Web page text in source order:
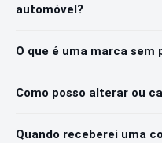
automóvel?
O que é uma marca sem
Como posso alterar ou
Quando receberei uma